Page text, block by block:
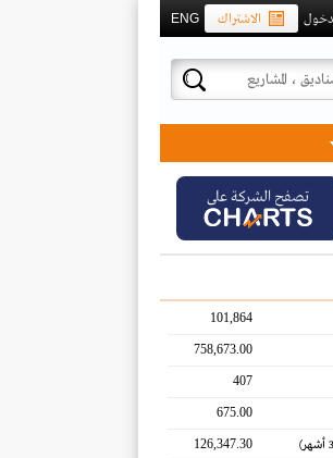
ENG الاشتراك
تصفح الشركة على
101,864
758,673.00
407
675.00
126,347.30